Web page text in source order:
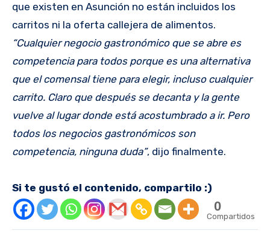
que existen en Asunción no están incluidos los
carritos ni la oferta callejera de alimentos.
“Cualquier negocio gastronómico que se abre es
competencia para todos porque es una alternativa
que el comensal tiene para elegir, incluso cualquier
carrito. Claro que después se decanta y la gente
vuelve al lugar donde está acostumbrado a ir. Pero
todos los negocios gastronómicos son
competencia, ninguna duda”, dijo finalmente.
Si te gustó el contenido, compartilo :)
0
Compartidos